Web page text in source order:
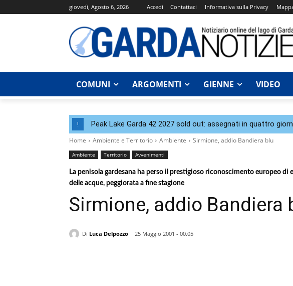
giovedì, Agosto 6, 2026 Accedi Contattaci Informativa sulla Privacy
COMUNI ARGOMENTI GIENNE VIDEO
! Peak Lake Garda 42 2027 sold out: assegnati in quattro
Home Ambiente e Territorio Ambiente Sirmione, addio Bandiera blu
Ambiente Territorio Avvenimenti
La penisola gardesana ha perso il prestigioso riconoscimento europeo di
delle acque, peggiorata a fine stagione
Sirmione, addio Bandiera
Di Luca Delpozzo
25 Maggio 2001 - 00.05